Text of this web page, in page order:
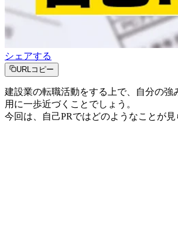
シェアする
URLコピー
建設業の転職活動をする上で、自分の
用に一歩近づくことでしょう。
今回は、自己PRではどのようなことが